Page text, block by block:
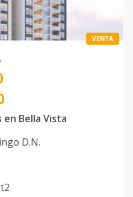
VENTA
Bella Vista
D.N.